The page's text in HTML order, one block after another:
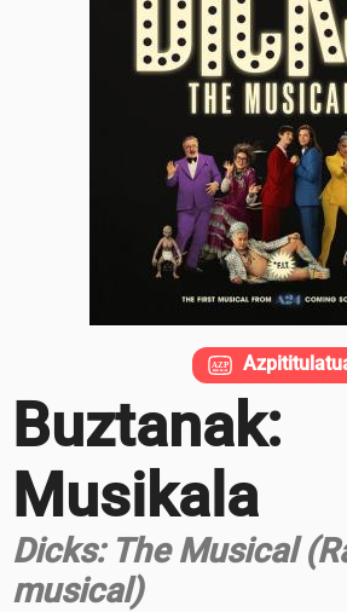
Buztanak:
Musikala
Dicks: The Musical
musical)